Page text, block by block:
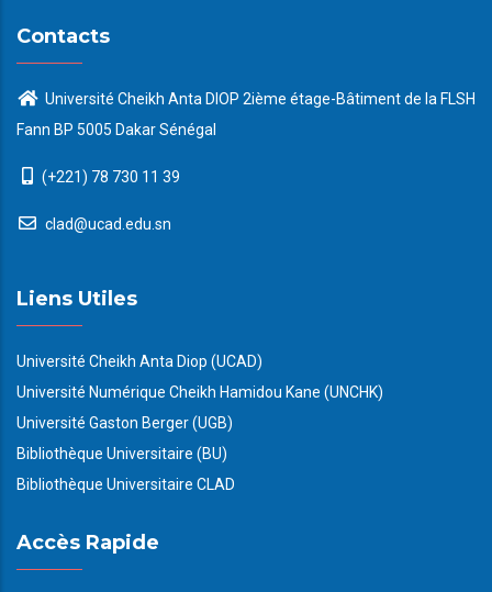
Contacts
Université Cheikh Anta DIOP 2ième étage-Bâtiment de la FLSH
Fann BP 5005 Dakar Sénégal
(+221) 78 730 11 39
clad@ucad.edu.sn
Liens Utiles
Université Cheikh Anta Diop (UCAD)
Université Numérique Cheikh Hamidou Kane (UNCHK)
Université Gaston Berger (UGB)
Bibliothèque Universitaire (BU)
Bibliothèque Universitaire CLAD
Accès Rapide